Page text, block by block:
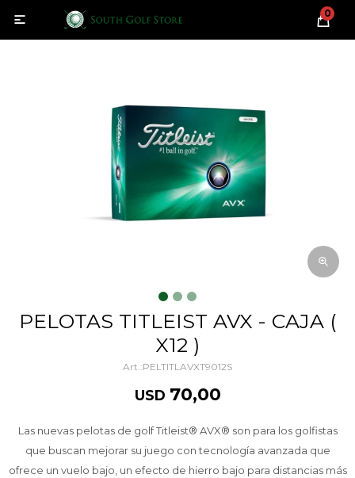
0

PELOTAS TITLEIST AVX - CAJA (
X12 )
PELTITLAVXT9012S
USD 70,00
Las nuevas pelotas de golf Titleist® AVX® son para los golfistas
que buscan mejorar su juego con tecnología avanzada que
ofrece un vuelo bajo, un efecto de hierro bajo para distancias más